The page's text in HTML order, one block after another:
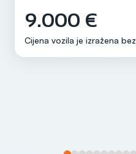
9.000 €
Cijena vozila je izražena bez